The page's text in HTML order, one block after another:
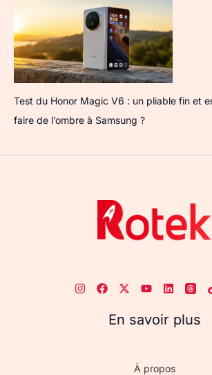
Test du Honor Magic V6 : un pliable fin et
faire de l’ombre à Samsung ?
En savoir plus
À propos